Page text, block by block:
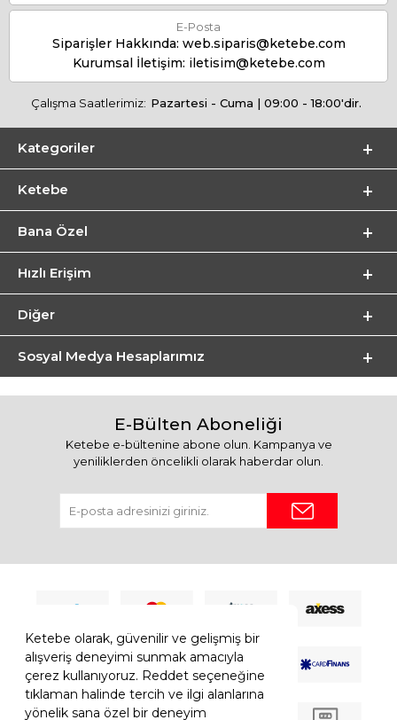
Ketebe olarak, güvenilir ve gelişmiş bir
alışveriş deneyimi sunmak amacıyla
çerez kullanıyoruz. Reddet seçeneğine
tıklaman halinde tercih ve ilgi alanlarına
yönelik sana özel bir deneyim
E-Posta
Siparişler Hakkında: web.siparis@ketebe.com
Kurumsal İletişim: iletisim@ketebe.com
Çalışma Saatlerimiz: Pazartesi - Cuma | 09:00 - 18:00'dir.
Kategoriler
Ketebe
Bana Özel
Hızlı Erişim
Diğer
Sosyal Medya Hesaplarımız
E-Bülten Aboneliği
Ketebe e-bültenine abone olun. Kampanya ve
yeniliklerden öncelikli olarak haberdar olun.